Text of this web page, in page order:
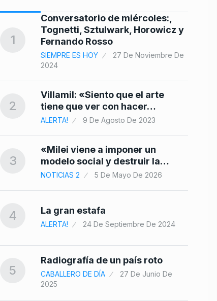
1
Conversatorio de miércoles:,
Tognetti, Sztulwark, Horowicz y
Fernando Rosso
SIEMPRE ES HOY
27 De Noviembre De
2024
2
Villamil: «Siento que el arte
tiene que ver con hacer…
ALERTA! 9 De Agosto De 2023
3
«Milei viene a imponer un
modelo social y destruir la…
NOTICIAS 2 5 De Mayo De 2026
4 La gran estafa
ALERTA! 24 De Septiembre De 2024
5
Radiografía de un país roto
CABALLERO DE DÍA
27 De Junio De
2025